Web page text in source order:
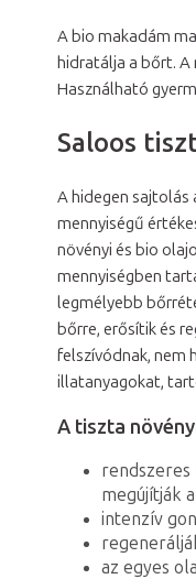
A bio makadám
hidratálja a bőrt. A
Használható
Saloos
A hidegen sajtolás
mennyiségű
növényi és bio
mennyiségben
legmélyebb
bőrre, erősítik és
felszívódnak, nem
illatanyagokat,
A tiszta
megújítják
intenzív
az egyes